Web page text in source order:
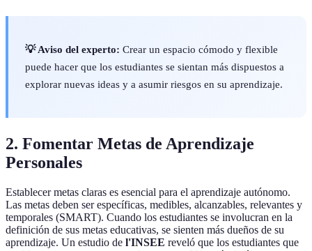
💡 Aviso del experto: Crear un espacio cómodo y flexible
puede hacer que los estudiantes se sientan más dispuestos a
explorar nuevas ideas y a asumir riesgos en su aprendizaje.
2. Fomentar Metas de Aprendizaje
Personales
Establecer metas claras es esencial para el aprendizaje autónomo.
Las metas deben ser específicas, medibles, alcanzables, relevantes y
temporales (SMART). Cuando los estudiantes se involucran en la
definición de sus metas educativas, se sienten más dueños de su
aprendizaje. Un estudio de l'INSEE reveló que los estudiantes que